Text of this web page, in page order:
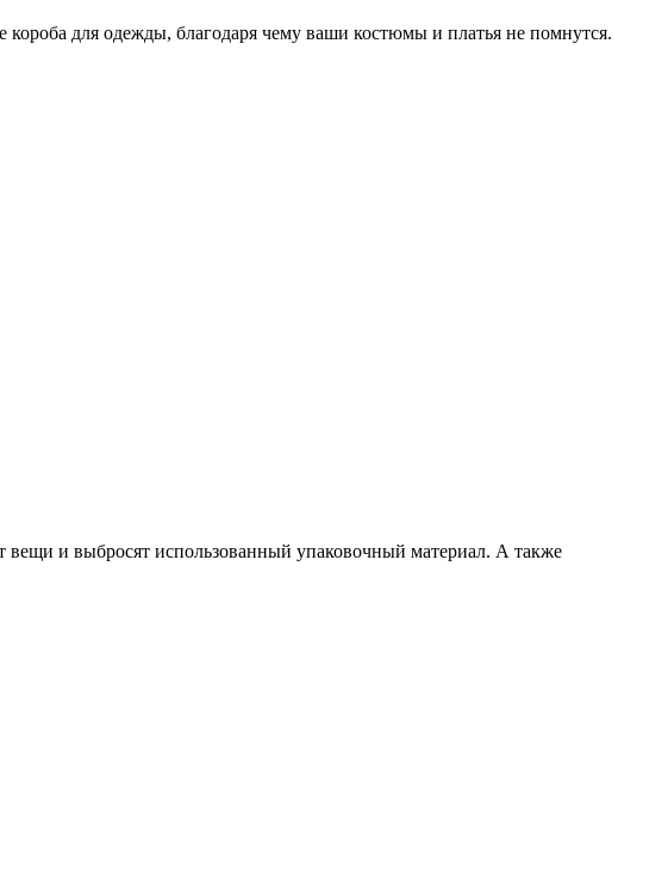
для одежды, благодаря чему ваши костюмы и платья не помнутся.
вещи и выбросят использованный упаковочный материал. А также